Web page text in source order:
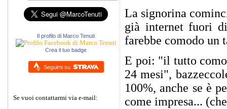
Il profilo di Marco Tenuti
Crea il tuo badge
Seguimi su
Se vuoi contattarmi via e-mail:
La signorina
già internet fuori
farebbe comodo un
E poi: "il tutto
24 mesi",
100%, anche se è
come impresa...